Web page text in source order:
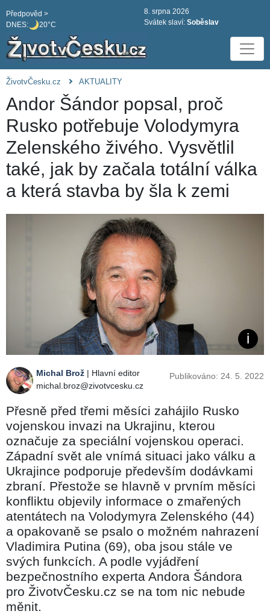
DNES: 20°C
Předpověd >
8. srpna 2026
Svátek slaví: Soběslav
ŽivotvČesku.cz AKTUALITY
Andor Šándor popsal, proč
Rusko potřebuje Volodymyra
Zelenského živého. Vysvětlil
také, jak by začala totální válka
a která stavba by šla k zemi
Michal Brož | Hlavní editor
michal.broz@zivotvcesku.cz
Publikováno: 24. 5. 2022
Přesně před třemi měsíci zahájilo Rusko
vojenskou invazi na Ukrajinu, kterou
označuje za speciální vojenskou operaci.
Západní svět ale vnímá situaci jako válku a
Ukrajince podporuje především dodávkami
zbraní. Přestože se hlavně v prvním měsíci
konfliktu objevily informace o zmařených
atentátech na Volodymyra Zelenského (44)
a opakovaně se psalo o možném nahrazení
Vladimira Putina (69), oba jsou stále ve
svých funkcích. A podle vyjádření
bezpečnostního experta Andora Šándora
pro ŽivotvČesku.cz se na tom nic nebude
měnit.